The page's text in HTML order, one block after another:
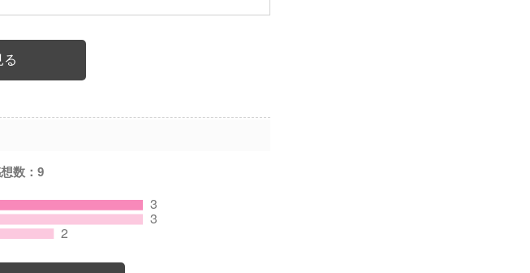
る
数：9